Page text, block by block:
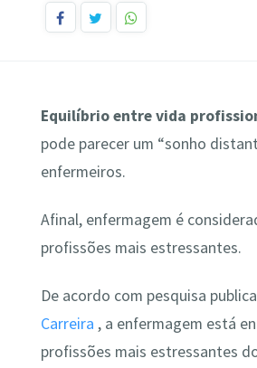
Equilíbrio entre vida
pode parecer um “sonho
enfermeiros.
Afinal, enfermagem é
profissões mais estressantes.
De acordo com pesquisa
Carreira , a enfermagem está
profissões mais estressantes